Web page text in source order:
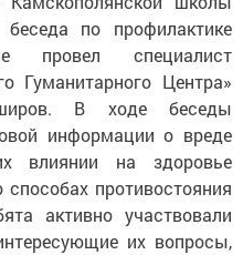
по профилактике
провел специалист
Гуманитарного Центра»
В ходе беседы
информации о вреде
влиянии на здоровье
противостояния
активно участвовали
их вопросы,